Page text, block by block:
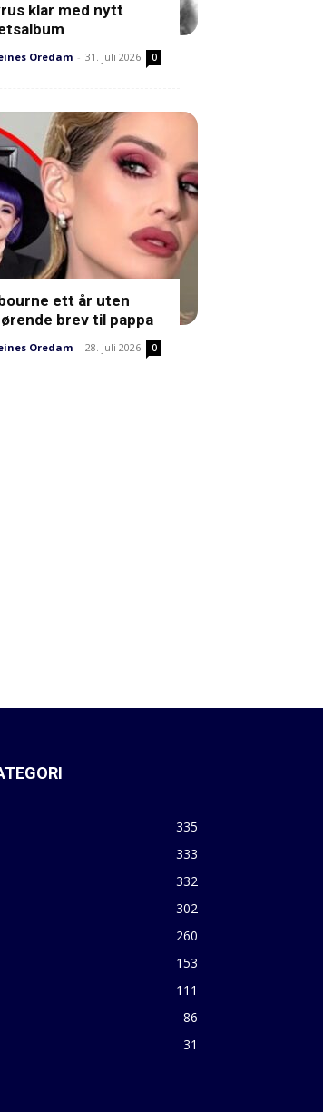
klar med nytt
Oredam - 31. juli 2026 0
ett år uten
brev til pappa
Oredam - 28. juli 2026 0
335
333
332
302
260
153
111
86
31